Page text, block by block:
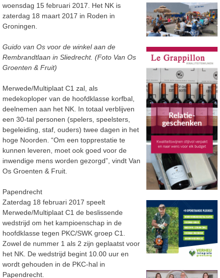
woensdag 15 februari 2017. Het NK is
zaterdag 18 maart 2017 in Roden in
Groningen.
Guido van Os voor de winkel aan de
Rembrandtlaan in Sliedrecht. (Foto Van Os
Groenten & Fruit)
Merwede/Multiplaat C1 zal, als
medekoploper van de hoofdklasse korfbal,
deelnemen aan het NK. In totaal verblijven
een 30-tal personen (spelers, speelsters,
begeleiding, staf, ouders) twee dagen in het
hoge Noorden. “Om een topprestatie te
kunnen leveren, moet ook goed voor de
inwendige mens worden gezorgd”, vindt Van
Os Groenten & Fruit.
Papendrecht
Zaterdag 18 februari 2017 speelt
Merwede/Multiplaat C1 de beslissende
wedstrijd om het kampioenschap in de
hoofdklasse tegen PKC/SWK groep C1.
Zowel de nummer 1 als 2 zijn geplaatst voor
het NK. De wedstrijd begint 10.00 uur en
wordt gehouden in de PKC-hal in
Papendrecht.